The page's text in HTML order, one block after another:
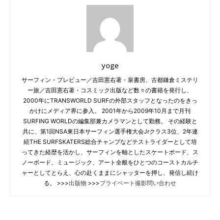
yoge
サーフィン・プレビュー／吉田憲右著・泉書房、古都鎌倉ミステリ
ー旅／吉田憲右著・コスミック出版など数々の書籍を発行し、
2000年にTRANSWORLD SURFの外部スタッフとなったのをきっ
かけにメディア界に参入。 2001年から2009年10月まで月刊
SURFING WORLDの編集部兼カメラマンとして勤務。 その経験と
共に、第1回NSA東日本サーフィン選手権大会Jrクラス3位、2年連
続THE SURFSKATERS総合チャンプなどテストライダーとして培
ってきた経歴を活かし、サーフィンを軸としたスケートボード、ス
ノーボード、ミュージック、アート全般をひとつのコーストカルチ
ャーとしてとらえ、心の赴くままにシャッターを押し、発信し続け
る。 >>>出版物 >>>プライベート撮影問い合わせ